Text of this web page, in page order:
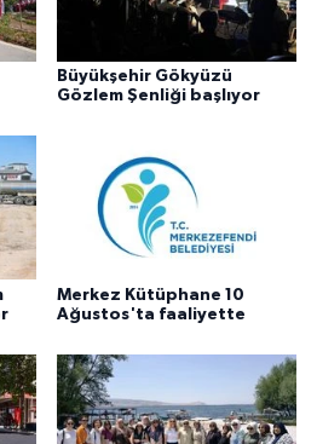
Büyükşehir Gökyüzü
Gözlem Şenliği başlıyor
Merkez Kütüphane 10
Ağustos'ta faaliyette